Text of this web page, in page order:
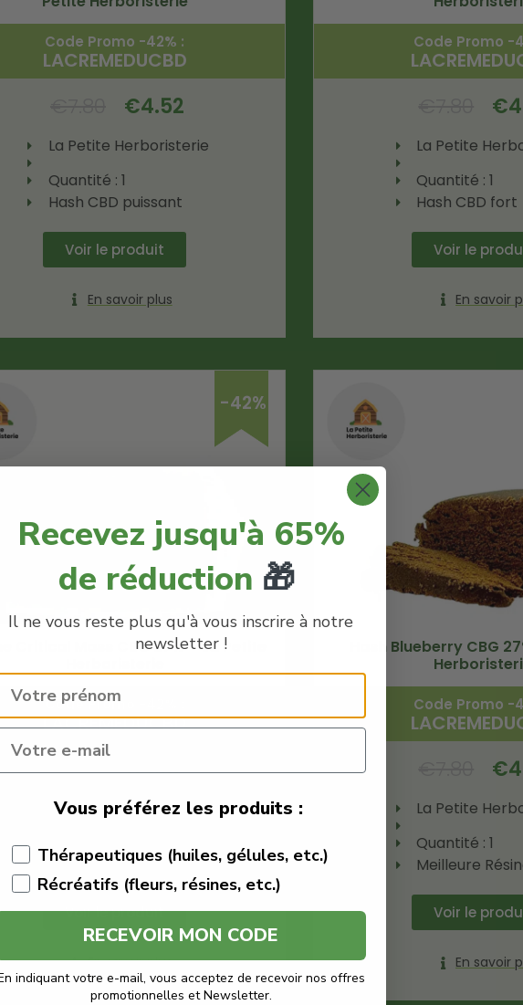
Code Promo -42% :
LACREMEDUCBD
€4.52
La Petite Herboristerie
Quantité : 1
Hash CBD puissant
Voir le produit
En savoir plus
Code Promo -
€
La Petite
Quantité : 1
Hash CBD fort
Voir le
En savoir
-42%
Critical Mass CBG 27% – La Petite
Code Promo -42% :
LACREMEDUCBD
€7.80 €4.52
La Petite Herboristerie
Quantité : 1
Meilleure Résine CBD
Voir le produit
En savoir plus
Hash Blueberry CBG
Code Promo -
€
La Petite
Quantité : 1
Meilleure
Voir le
En savoir
Recevez jusqu'à 65%
de réduction 🎁
Il ne vous reste plus qu'à vous inscrire à notre
newsletter !
Vous préférez les produits :
Thérapeutiques (huiles, gélules, etc.)
Récréatifs (fleurs, résines, etc.)
RECEVOIR MON CODE
indiquant votre e-mail, vous acceptez de recevoir nos offres
promotionnelles et Newsletter.